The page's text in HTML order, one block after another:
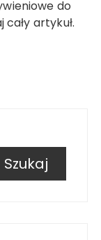
do
artykuł.
Szukaj